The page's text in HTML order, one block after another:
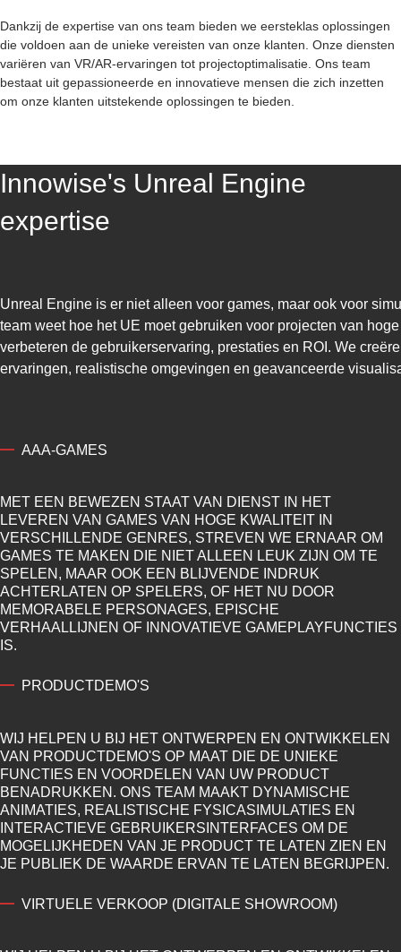
Dankzij de expertise van ons team bieden we eersteklas oplossingen
die voldoen aan de unieke vereisten van onze klanten. Onze diensten
variëren van VR/AR-ervaringen tot projectoptimalisatie. Ons team
bestaat uit gepassioneerde en innovatieve mensen die zich inzetten
om onze klanten uitstekende oplossingen te bieden.
Innowise's Unreal Engine
expertise
Unreal Engine is er niet alleen voor games, maar ook voor
team weet hoe het UE moet gebruiken voor projecten van
verbeteren de gebruikerservaring, prestaties en ROI. We
ervaringen, realistische omgevingen en geavanceerde
AAA-GAMES
MET EEN BEWEZEN STAAT VAN DIENST IN HET
LEVEREN VAN GAMES VAN HOGE KWALITEIT IN
VERSCHILLENDE GENRES, STREVEN WE ERNAAR OM
GAMES TE MAKEN DIE NIET ALLEEN LEUK ZIJN OM TE
SPELEN, MAAR OOK EEN BLIJVENDE INDRUK
ACHTERLATEN OP SPELERS, OF HET NU DOOR
MEMORABELE PERSONAGES, EPISCHE
VERHAALLIJNEN OF INNOVATIEVE GAMEPLAYFUNCTIES
IS.
PRODUCTDEMO'S
WIJ HELPEN U BIJ HET ONTWERPEN EN ONTWIKKELEN
VAN PRODUCTDEMO'S OP MAAT DIE DE UNIEKE
FUNCTIES EN VOORDELEN VAN UW PRODUCT
BENADRUKKEN. ONS TEAM MAAKT DYNAMISCHE
ANIMATIES, REALISTISCHE FYSICASIMULATIES EN
INTERACTIEVE GEBRUIKERSINTERFACES OM DE
MOGELIJKHEDEN VAN JE PRODUCT TE LATEN ZIEN EN
JE PUBLIEK DE WAARDE ERVAN TE LATEN BEGRIJPEN.
VIRTUELE VERKOOP (DIGITALE SHOWROOM)